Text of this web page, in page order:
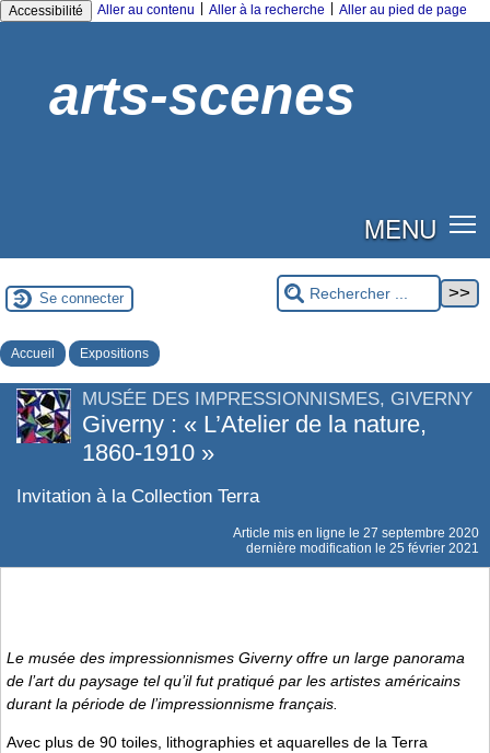
Accessibilité Aller au contenu Aller à la recherche Aller au pied de page
arts-scenes
MENU
Se connecter
Accueil Expositions
MUSÉE DES IMPRESSIONNISMES, GIVERNY
Giverny : « L’Atelier de la nature,
1860-1910 »
Invitation à la Collection Terra
Article mis en ligne le 27 septembre 2020
dernière modification le 25 février 2021
Le musée des impressionnismes Giverny offre un large panorama
de l’art du paysage tel qu’il fut pratiqué par les artistes américains
durant la période de l’impressionnisme français.
Avec plus de 90 toiles, lithographies et aquarelles de la Terra